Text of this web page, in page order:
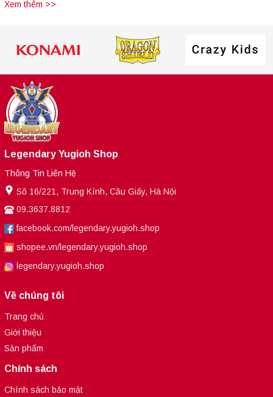
Xem thêm >>
Legendary Yugioh Shop
Thông Tin Liên Hệ
Số 16/221, Trung Kính, Cầu Giấy, Hà Nội
09.3637.8812
facebook.com/legendary.yugioh.shop
shopee.vn/legendary.yugioh.shop
legendary.yugioh.shop
Về chúng tôi
Trang chủ
Giới thiệu
Sản phẩm
Chính sách
Chính sách bảo mật